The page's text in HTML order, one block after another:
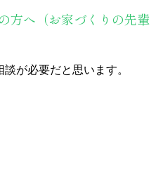
方へ（お家づくりの先輩
が必要だと思います。